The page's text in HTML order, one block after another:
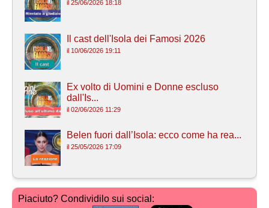
il 25/06/2026 18:18
Il cast dell'Isola dei Famosi 2026
il 10/06/2026 19:11
Ex volto di Uomini e Donne escluso
dall'Is...
il 02/06/2026 11:29
Belen fuori dall’Isola: ecco come ha rea...
il 25/05/2026 17:09
Piaciuto? Condividilo sui social: